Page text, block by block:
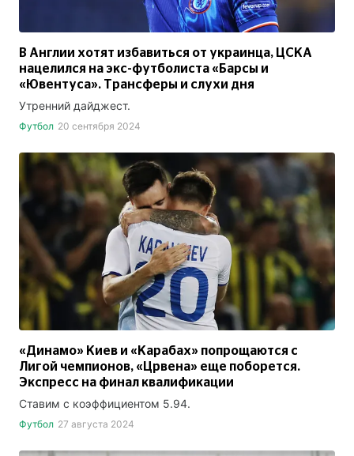
В Англии хотят избавиться от украинца, ЦСКА
нацелился на экс-футболиста «Барсы и
«Ювентуса». Трансферы и слухи дня
Утренний дайджест.
Футбол 20 сентября 2024
«Динамо» Киев и «Карабах» попрощаются с
Лигой чемпионов, «Црвена» еще поборется.
Экспресс на финал квалификации
Ставим с коэффициентом 5.94.
Футбол 27 августа 2024